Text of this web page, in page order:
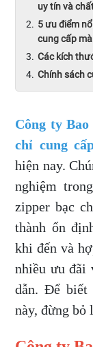
uy tín và
5 ưu điểm
cung cấp
Các kích
Chính sách
Công ty
chỉ cung
hiện nay.
nghiệm
zipper bạc
thành ổn
khi đến và
nhiều ưu đãi
dẫn. Để biết
này, đừng bỏ